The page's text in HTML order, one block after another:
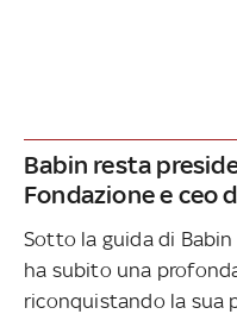
Babin resta
Fondazione e ceo
Sotto la guida di
ha subito una
riconquistando la sua